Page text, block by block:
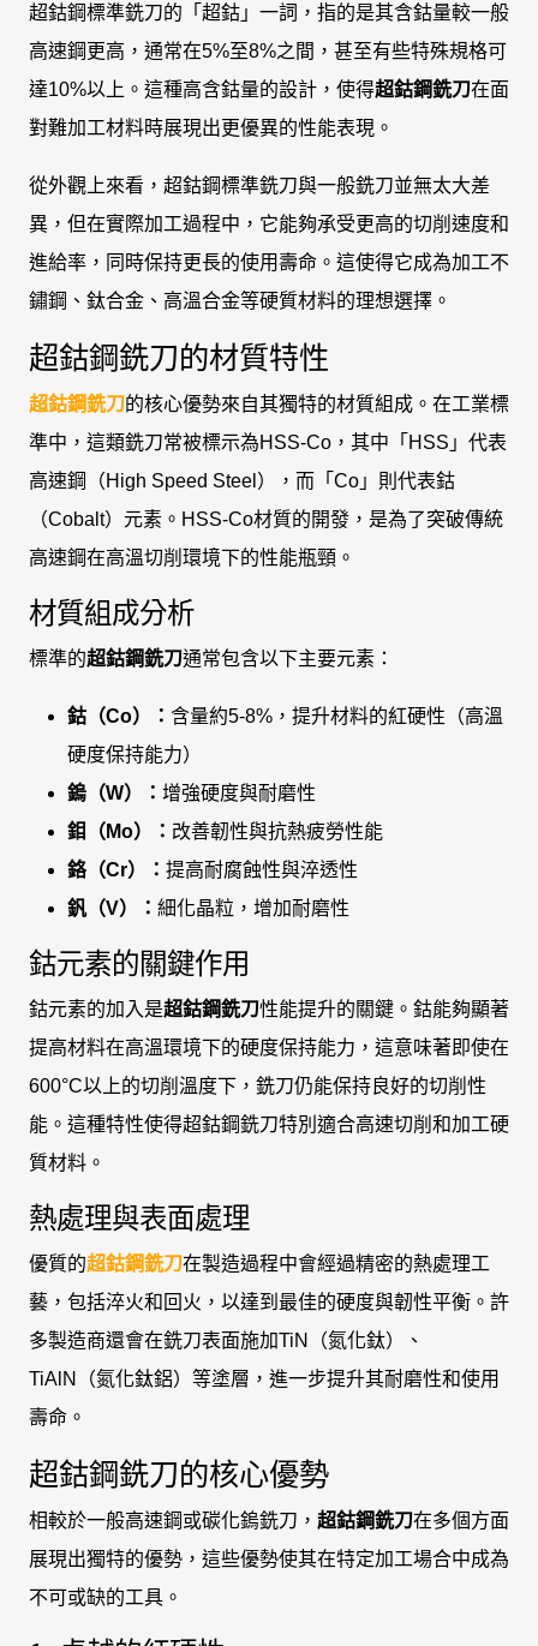
超鈷鋼標準銑刀的「超鈷」一詞，指的是其含鈷量較一般
高速鋼更高，通常在5%至8%之間，甚至有些特殊規格可
達10%以上。這種高含鈷量的設計，使得超鈷鋼銑刀在面
對難加工材料時展現出更優異的性能表現。
從外觀上來看，超鈷鋼標準銑刀與一般銑刀並無太大差
異，但在實際加工過程中，它能夠承受更高的切削速度和
進給率，同時保持更長的使用壽命。這使得它成為加工不
鏽鋼、鈦合金、高溫合金等硬質材料的理想選擇。
超鈷鋼銑刀的材質特性
超鈷鋼銑刀的核心優勢來自其獨特的材質組成。在工業標
準中，這類銑刀常被標示為HSS-Co，其中「HSS」代表
高速鋼（High Speed Steel），而「Co」則代表鈷
（Cobalt）元素。HSS-Co材質的開發，是為了突破傳統
高速鋼在高溫切削環境下的性能瓶頸。
材質組成分析
標準的超鈷鋼銑刀通常包含以下主要元素：
鈷（Co）： 含量約5-8%，提升材料的紅硬性（高溫
硬度保持能力）
鎢（W）： 增強硬度與耐磨性
鉬（Mo）： 改善韌性與抗熱疲勞性能
鉻（Cr）： 提高耐腐蝕性與淬透性
釩（V）： 細化晶粒，增加耐磨性
鈷元素的關鍵作用
鈷元素的加入是超鈷鋼銑刀性能提升的關鍵。鈷能夠顯著
提高材料在高溫環境下的硬度保持能力，這意味著即使在
600°C以上的切削溫度下，銑刀仍能保持良好的切削性
能。這種特性使得超鈷鋼銑刀特別適合高速切削和加工硬
質材料。
熱處理與表面處理
優質的超鈷鋼銑刀在製造過程中會經過精密的熱處理工
藝，包括淬火和回火，以達到最佳的硬度與韌性平衡。許
多製造商還會在銑刀表面施加TiN（氮化鈦）、
TiAlN（氮化鈦鋁）等塗層，進一步提升其耐磨性和使用
壽命。
超鈷鋼銑刀的核心優勢
相較於一般高速鋼或碳化鎢銑刀， 超鈷鋼銑刀在多個方面
展現出獨特的優勢，這些優勢使其在特定加工場合中成為
不可或缺的工具。